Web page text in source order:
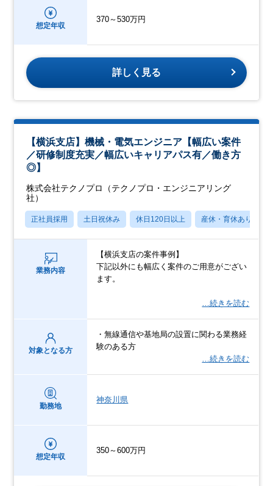
想定年収
370～530万円
詳しく見る
【横浜支店】機械・電気エンジニア【幅広い案件
／研修制度充実／幅広いキャリアパス有／働き方
◎】
株式会社テクノプロ（テクノプロ・エンジニアリング
社）
正社員採用 土日祝休み 休日120日以上 産休・育休あり
業務内容
【横浜支店の案件事例】
下記以外にも幅広く案件のご用意がござい
ます。
…続きを読む
対象となる方
・無線通信や基地局の設置に関わる業務経
験のある方
…続きを読む
勤務地
神奈川県
想定年収
350～600万円